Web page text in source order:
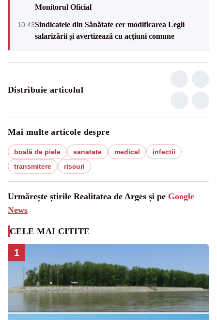
Monitorul Oficial
10:43Sindicatele din Sănătate cer modificarea Legii
salarizării și avertizează cu acțiuni comune
Distribuie articolul
Mai multe articole despre
boală de piele sanatate medical
infectii
transmitere
riscuri
Urmărește știrile Realitatea de Arges și pe Google
News
CELE MAI CITITE
1